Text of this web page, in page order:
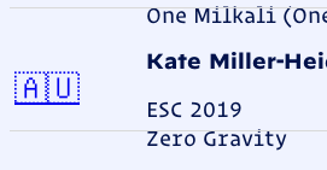
One Milkali
Kate Miller-
ESC 2019
Zero Gravity
🇦🇺Australien